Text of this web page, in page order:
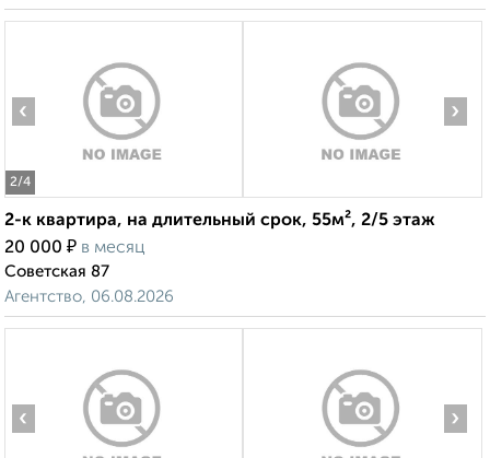
2/4
‹ ›
2-к квартира, на длительный срок, 55м², 2/5 этаж
20 000 ₽ в месяц
Советская 87
Агентство, 06.08.2026
‹ ›